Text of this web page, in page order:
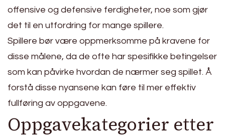
offensive og defensive ferdigheter, noe som gjør
det til en utfordring for mange spillere.
Spillere bør være oppmerksomme på kravene for
disse målene, da de ofte har spesifikke betingelser
som kan påvirke hvordan de nærmer seg spillet. Å
forstå disse nyansene kan føre til mer effektiv
fullføring av oppgavene.
Oppgavekategorier etter